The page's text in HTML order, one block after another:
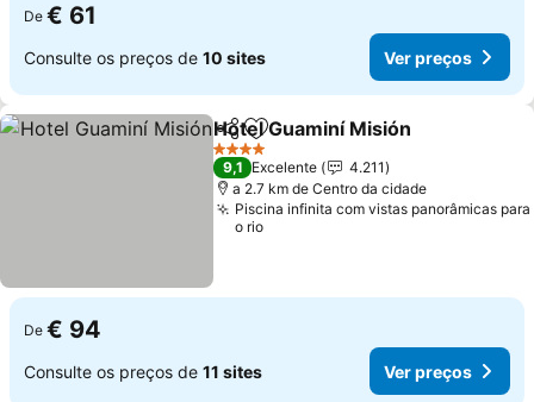
De € 61
Consulte os preços de 10 sites Ver preços
PartilharAdicionar aos favoritos
Hotel Guaminí Misión
4 Estrelas
9,1 Excelente
4.211
a 2.7 km de Centro da cidade
Piscina infinita com vistas panorâmicas para
o rio
De € 94
Consulte os preços de 11 sites Ver preços